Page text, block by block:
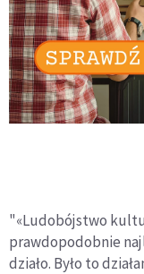
"«Ludobójstwo
prawdopodobnie
działo. Było to